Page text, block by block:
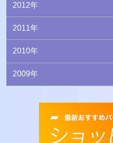
2012年
2011年
2010年
2009年